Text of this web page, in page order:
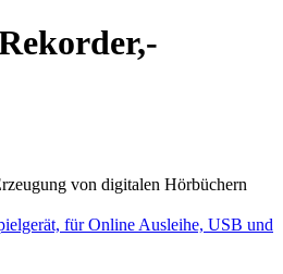
von digitalen Hörbüchern
für Online Ausleihe, USB und